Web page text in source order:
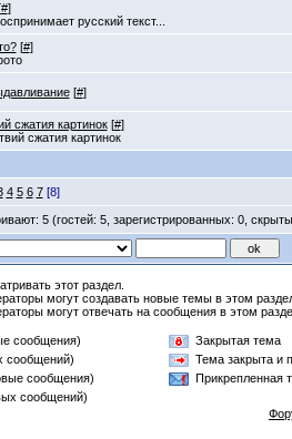
#]
русский текст...
[#]
[#]
сжатия картинок[#]
сжатия картинок
4 5 6 7 [8]
5 (гостей: 5, зарегистрированных: 0,
этот раздел.
могут создавать новые темы в этом
могут отвечать на сообщения в этом
сообщения)
Закрытая тема
сообщений)
Тема закрыта и
сообщения)
Прикрепленная
сообщений)